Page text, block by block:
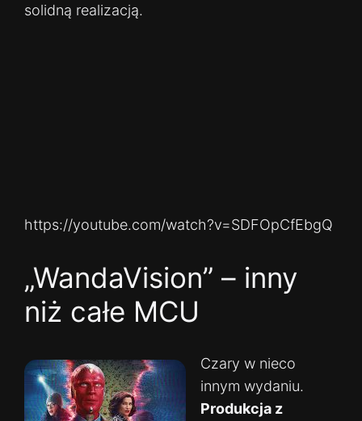
solidną realizacją.
https://youtube.com/watch?v=SDFOpCfEbgQ
„WandaVision” – inny
niż całe MCU
Czary w nieco
innym wydaniu.
Produkcja z